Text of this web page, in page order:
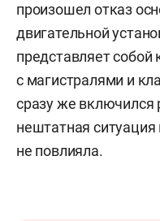
произошел отказ
двигательной
представляет
с магистралями и
сразу же включился
нештатная ситуация
не повлияла.